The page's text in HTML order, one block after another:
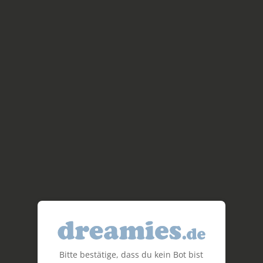
Bitte bestätige, dass du kein Bot bist